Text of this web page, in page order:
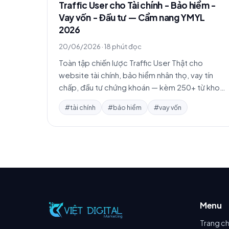
Traffic User cho Tài chính - Bảo hiểm -
Vay vốn - Đầu tư — Cẩm nang YMYL
2026
20/06/2026 ·18 phút đọc
Toàn tập chiến lược Traffic User Thật cho
website tài chính, bảo hiểm nhân thọ, vay tín
chấp, đầu tư chứng khoán — kèm 250+ từ khoá
YMYL, cảnh báo chính sách Google và 3 case
study.
#tài chính #bảo hiểm #vay vốn
Menu
Trang